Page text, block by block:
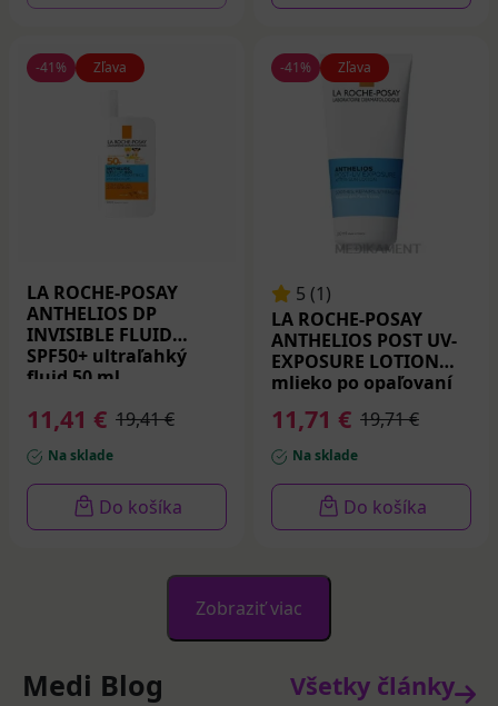
-41% Zľava
LA ROCHE-POSAY
ANTHELIOS DP
INVISIBLE FLUID
SPF50+ ultraľahký
fluid 50 ml
11,41 € 19,41 €
Na sklade
Do košíka
-41% Zľava
5 (1)
LA ROCHE-POSAY
ANTHELIOS POST UV-
EXPOSURE LOTION
mlieko po opaľovaní
11,71 € 19,71 €
Na sklade
Do košíka
Zobraziť viac
Medi Blog Všetky články